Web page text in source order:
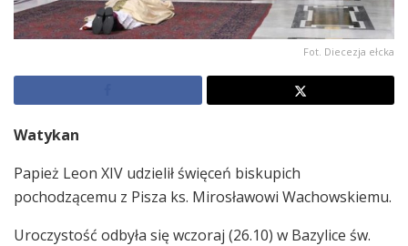
Fot. Diecezja ełcka
Watykan
Papież Leon XIV udzielił święceń biskupich
pochodzącemu z Pisza ks. Mirosławowi Wachowskiemu.
Uroczystość odbyła się wczoraj (26.10) w Bazylice św.